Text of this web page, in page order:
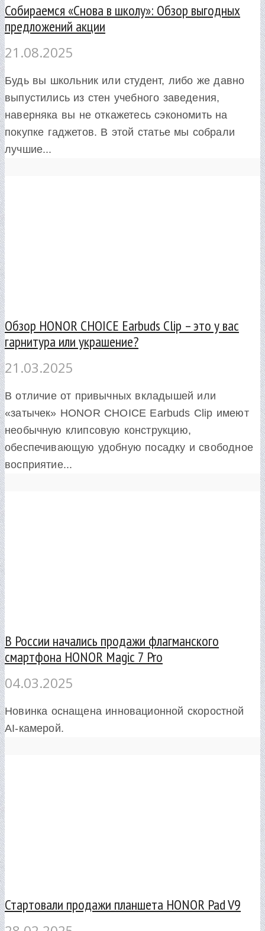
Собираемся «Снова в школу»: Обзор выгодных
предложений акции
21.08.2025
Будь вы школьник или студент, либо же давно
выпустились из стен учебного заведения,
наверняка вы не откажетесь сэкономить на
покупке гаджетов. В этой статье мы собрали
лучшие...
Обзор HONOR CHOICE Earbuds Clip – это у вас
гарнитура или украшение?
21.03.2025
В отличие от привычных вкладышей или
«затычек» HONOR CHOICE Earbuds Clip имеют
необычную клипсовую конструкцию,
обеспечивающую удобную посадку и свободное
восприятие...
В России начались продажи флагманского
смартфона HONOR Magic 7 Pro
04.03.2025
Новинка оснащена инновационной скоростной
AI-камерой.
Стартовали продажи планшета HONOR Pad V9